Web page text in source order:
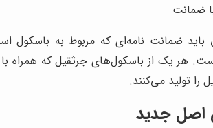
ضمانت
ضمانت نامه‌ای که مربوط به باسکول
هر یک از باسکول‌های جرثقیل که همراه
را تولید می‌کنند.
اصل جدید